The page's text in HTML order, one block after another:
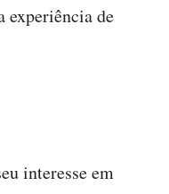
experiência de
interesse em